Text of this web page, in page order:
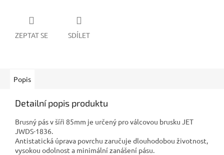
ZEPTAT SE SDÍLET
Popis
Detailní popis produktu
Brusný pás v šíři 85mm je určený pro válcovou brusku JET
JWDS-1836.
Antistatická úprava povrchu zaručuje dlouhodobou životnost,
vysokou odolnost a minimální zanášení pásu.